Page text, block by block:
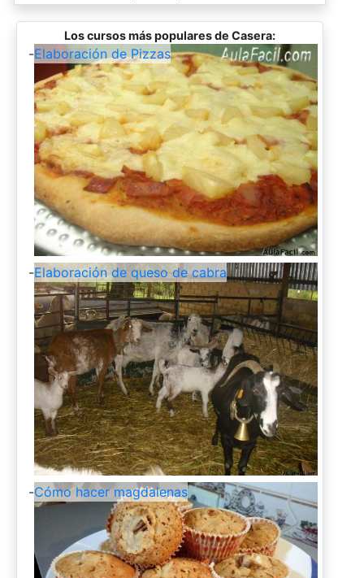
Los cursos más populares de Casera:
-Elaboración de Pizzas
-Elaboración de queso de cabra
-Cómo hacer magdalenas